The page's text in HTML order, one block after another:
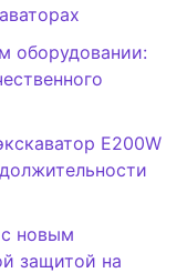
оборудовании:
E200W
с новым
защитой на